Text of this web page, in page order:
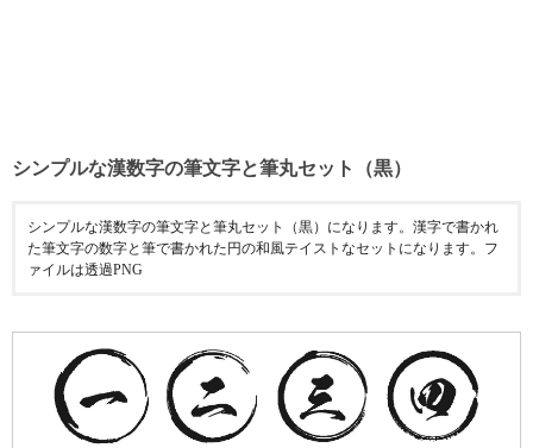
シンプルな漢数字の筆文字と筆丸セット（黒）
シンプルな漢数字の筆文字と筆丸セット（黒）になります。漢字で書かれ
た筆文字の数字と筆で書かれた円の和風テイストなセットになります。フ
ァイルは透過PNG